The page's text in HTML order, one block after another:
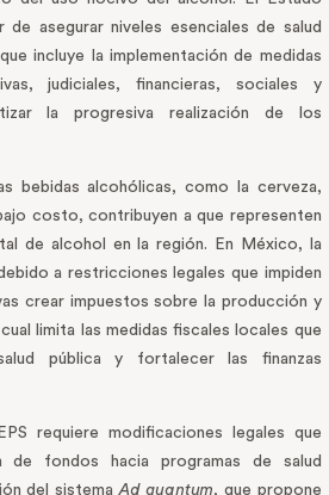
asegurar niveles esenciales de salud
incluye la implementación de medidas
judiciales, financieras, sociales y
la progresiva realización de los
bebidas alcohólicas, como la cerveza,
costo, contribuyen a que representen
de alcohol en la región. En México, la
a restricciones legales que impiden
crear impuestos sobre la producción y
limita las medidas fiscales locales que
pública y fortalecer las finanzas
requiere modificaciones legales que
de fondos hacia programas de salud
del sistemaAd quantum, que propone